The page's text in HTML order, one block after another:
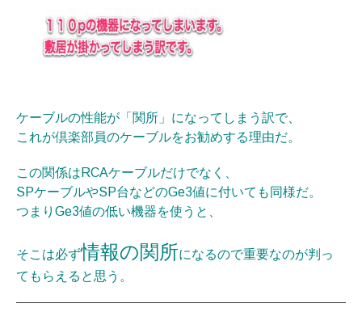
ケーブルの性能が「関所」になってしまう訳で、
これが倶楽部員のケーブルをお勧めする理由だ。
この関係はRCAケーブルだけでなく、
SPケーブルやSP台などのGe3値に付いても同様だ。
つまりGe3値の低い機器を使うと、
そこは必ず情報の関所になるので重要なのが判っ
てもらえると思う。